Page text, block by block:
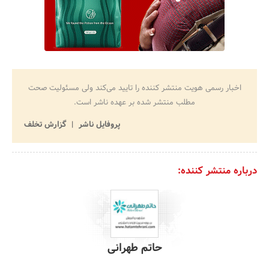
اخبار رسمی هویت منتشر کننده را تایید می‌کند ولی مسئولیت صحت
مطلب منتشر شده بر عهده ناشر است.
پروفایل ناشر
گزارش تخلف
درباره منتشر کننده:
حاتم طهرانی